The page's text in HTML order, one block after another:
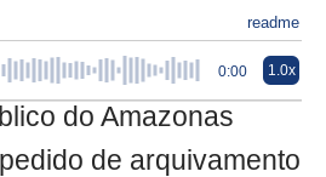
readme
0:00 1.0x
do Amazonas
de arquivamento